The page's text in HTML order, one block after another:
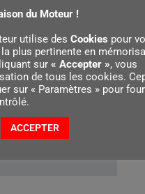
la batterie AR
la batterie AR
du Moteur !
utilise des Cookies pour
plus pertinente en
sur « Accepter », vous
de tous les cookies.
sur « Paramètres » pour
ACCEPTER